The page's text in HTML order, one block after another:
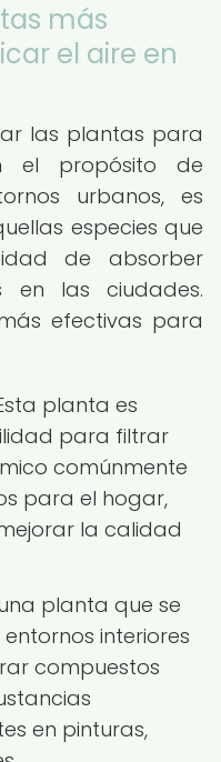
más
el aire en
las plantas para
el propósito de
urbanos, es
especies que
de absorber
en las ciudades.
efectivas para
planta es
para filtrar
comúnmente
para el hogar,
la calidad
planta que se
interiores
compuestos
en pinturas,